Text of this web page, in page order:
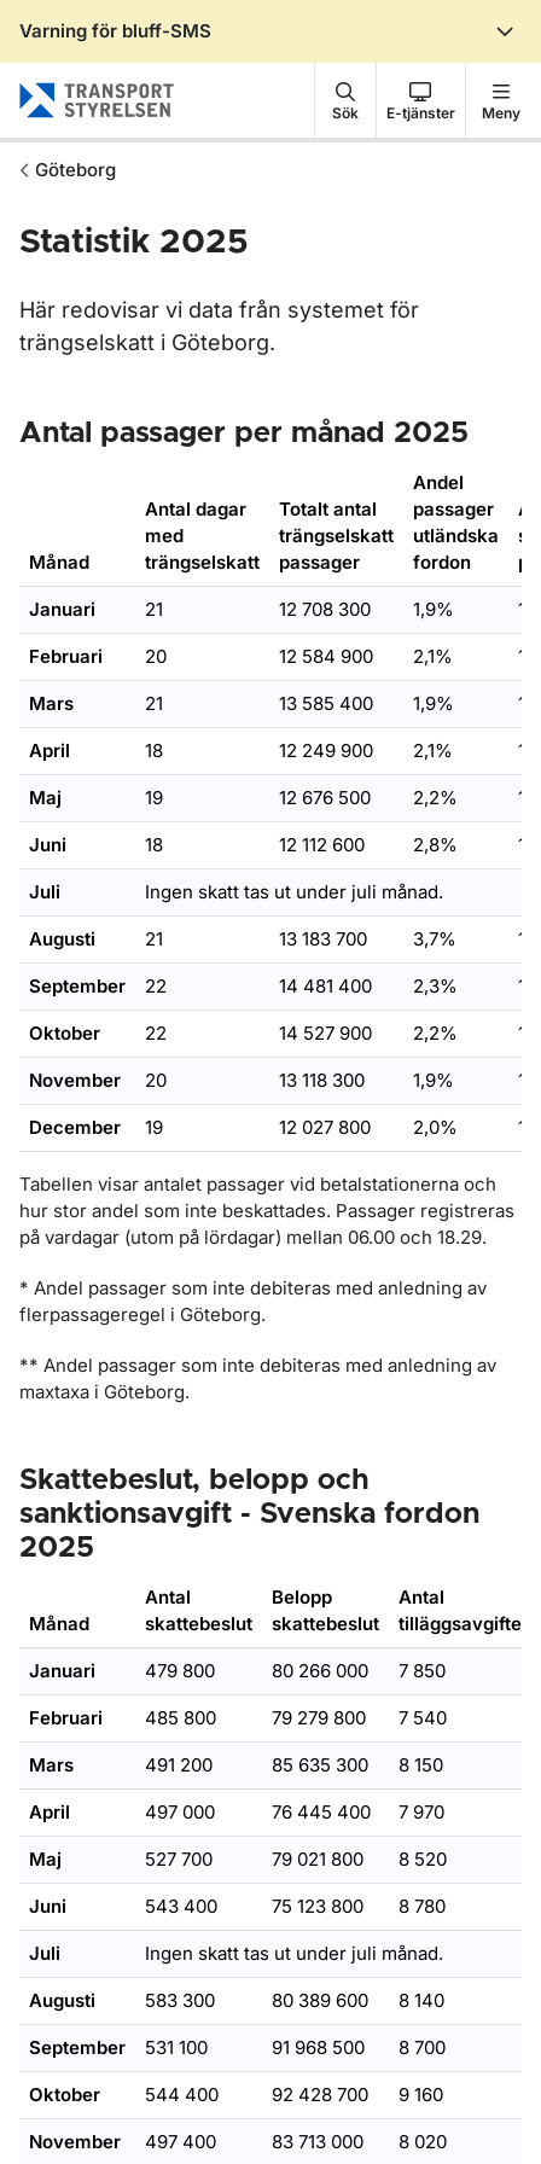
Varning för bluff-SMS
Sök E-tjänster Meny
Göteborg
Statistik 2025
Här redovisar vi data från systemet för
trängselskatt i Göteborg.
Antal passager per månad 2025
Månad
Antal dagar
med
trängselskatt
Totalt antal
trängselskatt
passager
Andel
passager
utländska
fordon
Januari 21 12 708 300 1,9%
Februari 20 12 584 900 2,1%
Mars 21 13 585 400 1,9%
April 18 12 249 900 2,1%
Maj 19 12 676 500 2,2%
Juni 18 12 112 600 2,8%
Juli Ingen skatt tas ut under juli månad.
Augusti 21 13 183 700 3,7%
September 22 14 481 400 2,3%
Oktober 22 14 527 900 2,2%
November 20 13 118 300 1,9% 11
December 19 12 027 800 2,0%
Tabellen visar antalet passager vid betalstationerna och
hur stor andel som inte beskattades. Passager registreras
på vardagar (utom på lördagar) mellan 06.00 och 18.29.
* Andel passager som inte debiteras med anledning av
flerpassageregel i Göteborg.
** Andel passager som inte debiteras med anledning av
maxtaxa i Göteborg.
Skattebeslut, belopp och
sanktionsavgift - Svenska fordon
2025
Månad
Antal
skattebeslut
Belopp
skattebeslut
Antal
tilläggsavgifter
Januari 479 800 80 266 000 7 850
Februari 485 800 79 279 800 7 540
Mars 491 200 85 635 300 8 150
April 497 000 76 445 400 7 970
Maj 527 700 79 021 800 8 520
Juni 543 400 75 123 800 8 780
Juli Ingen skatt tas ut under juli månad.
Augusti 583 300 80 389 600 8 140
September 531 100 91 968 500 8 700
Oktober 544 400 92 428 700 9 160
November 497 400 83 713 000 8 020